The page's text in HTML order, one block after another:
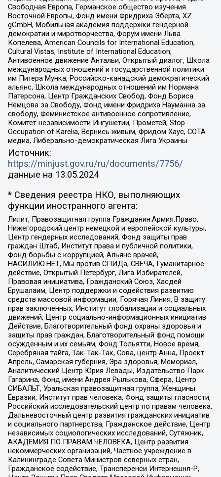
Свободная Европа, Германское общество изучения
Восточной Европы, Фонд имени Фридриха Эберта, XZ
gGmbH, Мобильная академия поддержки гендерной
демократии и миротворчества, Форум имени Льва
Копелева, American Councils for International Education,
Cultural Vistas, Institute of International Education,
Антивоенное движение Антальи, Открытый диалог, Школа
международных отношений и государственной политики
им Питера Мунка, Российско-канадский демократический
альянс, Школа международных отношений им Нормана
Патерсона, Центр Гражданских Свобод, Фонд Бориса
Немцова за Свободу, Фонд имени Фридриха Науманна за
свободу, Феминистское антивоенное сопротивление,
Комитет независимости Ингушетии, Прометей, Stop
Occupation of Karelia, Вернись живым, Фридом Хаус, СОТА
медиа, Либерально-демократическая Лига Украины
Источник:
https://minjust.gov.ru/ru/documents/7756/
данные на 13.05.2024
* Сведения реестра НКО, выполняющих
функции иностранного агента:
Лилит, Правозащитная группа Гражданин.Армия.Право,
Нижегородский центр немецкой и европейской культуры,
Центр гендерных исследований, Фонд защиты прав
граждан Штаб, Институт права и публичной политики,
Фонд борьбы с коррупцией, Альянс врачей,
НАСИЛИЮ.НЕТ, Мы против СПИДа, СВЕЧА, Гуманитарное
действие, Открытый Петербург, Лига Избирателей,
Правовая инициатива, Гражданский Союз, Хасдей
Ерушалаим, Центр поддержки и содействия развитию
средств массовой информации, Горячая Линия, В защиту
прав заключенных, Институт глобализации и социальных
движений, Центр социально-информационных инициатив
Действие, Благотворительный фонд охраны здоровья и
защиты прав граждан, Благотворительный фонд помощи
осужденным и их семьям, Фонд Тольятти, Новое время,
Серебряная тайга, Так-Так-Так, Сова, центр Анна, Проект
Апрель, Самарская губерния, Эра здоровья, Мемориал,
Аналитический Центр Юрия Левады, Издательство Парк
Гагарина, Фонд имени Андрея Рылькова, Сфера, Центр
СИБАЛЬТ, Уральская правозащитная группа, Женщины
Евразии, Институт прав человека, Фонд защиты гласности,
Российский исследовательский центр по правам человека,
Дальневосточный центр развития гражданских инициатив
и социального партнерства, Гражданское действие, Центр
независимых социологических исследований, Сутяжник,
АКАДЕМИЯ ПО ПРАВАМ ЧЕЛОВЕКА, Центр развития
некоммерческих организаций, Частное учреждение в
Калининграде Совета Министров северных стран,
Гражданское содействие, Трансперенси Интернешнл-Р,